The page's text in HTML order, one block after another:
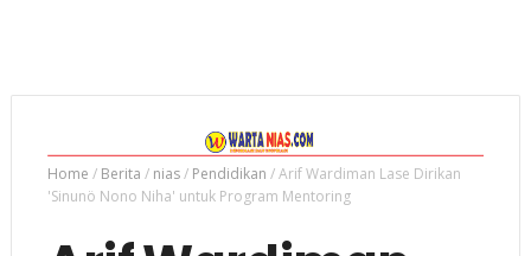
Home / Berita / nias/ Pendidikan /Arif Wardiman Lase Dirikan
'Sinunö Nono Niha' untuk Program Mentoring